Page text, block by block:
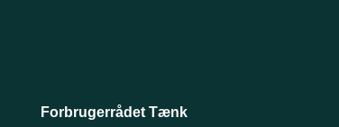
Forbrugerrådet Tænk